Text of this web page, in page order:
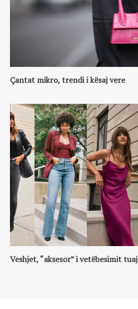
Çantat mikro, trendi i kësaj vere
Veshjet, “aksesor” i vetëbesimit tuaj